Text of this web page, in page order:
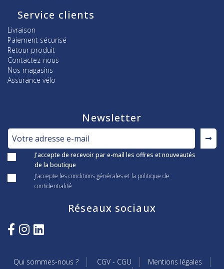
Service clients
Livraison
Paiement sécurisé
Retour produit
Contactez-nous
Nos magasins
Assurance vélo
Newsletter
J'accepte de recevoir par e-mail les offres et nouveautés
de la boutique
J'accepte les conditions générales et la politique de
confidentialité
Réseaux sociaux
Qui sommes-nous ? CGV - CGU
Mentions légales